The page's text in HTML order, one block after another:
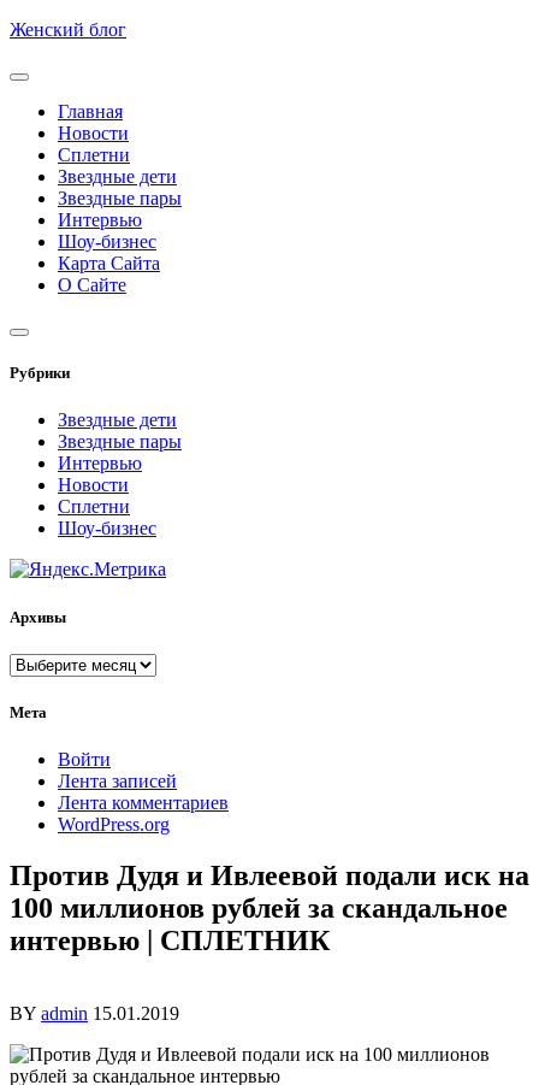
Skip
content
Женский блог
Главная
Новости
Сплетни
Звездные дети
Звездные пары
Интервью
Шоу-бизнес
Карта Сайта
О Сайте
Рубрики
Звездные дети
Звездные пары
Интервью
Новости
Сплетни
Шоу-бизнес
Архивы
Архивы
Мета
Войти
Лента записей
Лента комментариев
WordPress.org
Против Дудя и Ивлеевой подали иск на
100 миллионов рублей за скандальное
интервью | СПЛЕТНИК
BY admin 15.01.2019